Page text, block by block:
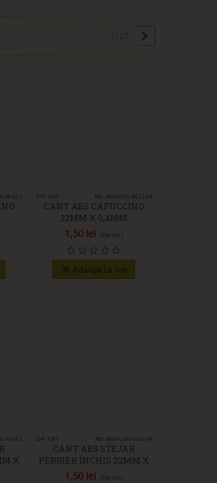
1/27
AR-22-2 Vedeți rapid
ID#: 1444 Ref: ABS-60930-AR-22-04
CANT ABS CAPUCCINO
22MM X 0,4MM
1,50 lei (TVA incl.)
Adaugă în coș
RI-22-2
X
Vedeți rapid
ID#: 1281 Ref: ABS-PG305-RI-22-04
CANT ABS STEJAR
PERRIER ÎNCHIS 22MM X
0.4MM
1,50 lei (TVA incl.)